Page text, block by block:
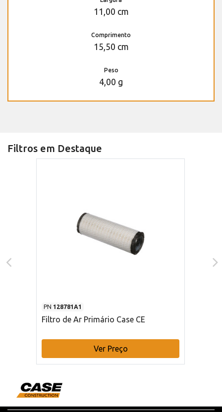
11,00 cm
Comprimento
15,50 cm
Peso
4,00 g
Filtros em Destaque
PN 128781A1
Filtro de Ar Primário Case CE
Ver Preço